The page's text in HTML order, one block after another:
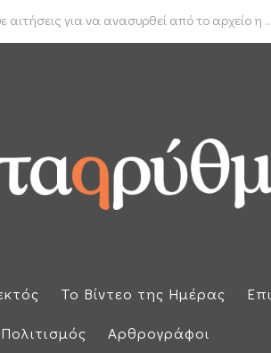
για να ανασυρθεί από το αρχείο η
διαθέσιμο εισόδημα των νοικοκυριών
Το Βίντεο της Ημέρας
Πολιτισμός Αρθρογράφοι